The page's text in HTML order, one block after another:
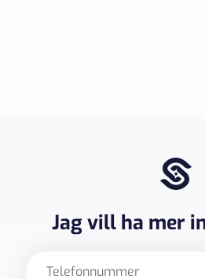
Jag vill ha mer